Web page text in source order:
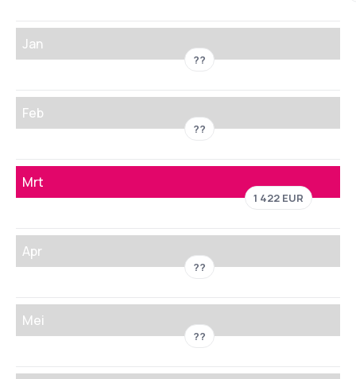
Jan
??
Feb
??
Mrt
1 422 EUR
Apr
??
Mei
??